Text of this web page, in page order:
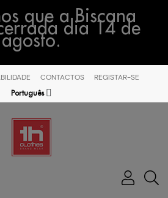
que a Biscana
dia 14 de
agosto.
CONTACTOS REGISTAR-SE
Português